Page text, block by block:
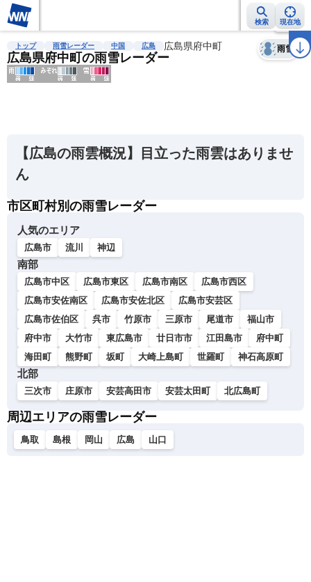
検索 現在地
雨雲レーダー 台風情報 地震情報 警報・注意報 2週間天気 ラ
トップ 雨雪レーダー 中国 広島 広島県府中町
広島県府中町の雨雪レーダー
雨雪
天気 台風
【広島の雨雲概況】目立った雨雲はありませ
ん
市区町村別の雨雪レーダー
人気のエリア
広島市 流川 神辺
南部
広島市中区 広島市東区 広島市南区
広島市西区
広島市安佐南区
広島市安佐北区
広島市安芸区
広島市佐伯区
呉市 竹原市 三原市 尾道市
福山市
府中市
大竹市 東広島市 廿日市市 江田島市
府中町
海田町
熊野町 坂町 大崎上島町 世羅町 神石高原町
北部
三次市 庄原市 安芸高田市 安芸太田町 北広島町
周辺エリアの雨雪レーダー
鳥取 島根 岡山 広島 山口